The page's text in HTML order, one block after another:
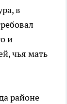
в
и
чья мать
районе